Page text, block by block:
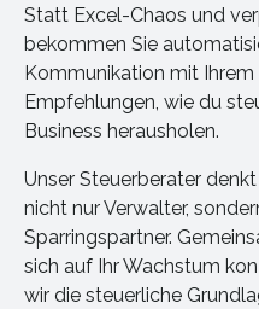
Statt Excel-Chaos und
bekommen Sie
Kommunikation mit
Empfehlungen, wie du
Business herausholen.
Unser Steuerberater
nicht nur Verwalter,
Sparringspartner.
sich auf Ihr Wachstum
wir die steuerliche